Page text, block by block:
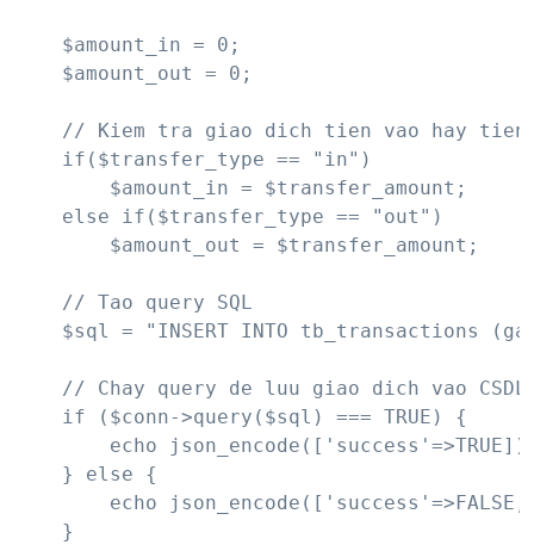
    $amount_in = 0;
    $amount_out = 0;
// Kiem tra giao dich tien vao hay tien
    if($transfer_type == "in")
        $amount_in = $transfer_amount;
    else if($transfer_type == "out")
        $amount_out = $transfer_amount;
    // Tao query SQL
$sql = "INSERT INTO tb_transactions
    // Chay query de luu giao dich vao CSDL
    if ($conn->query($sql) === TRUE) {
echo
    } else {
echo
    }